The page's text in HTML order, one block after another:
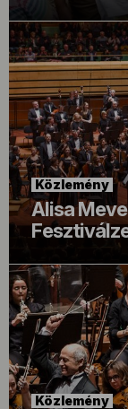
Közlemény
Alisa
Közlemény